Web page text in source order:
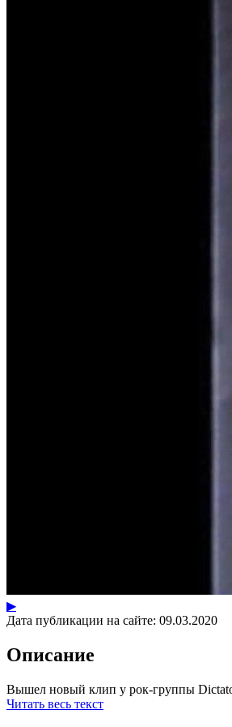
▶
Дата публикации на сайте: 09.03.2020
Описание
Вышел новый клип у рок-группы
Читать весь текст